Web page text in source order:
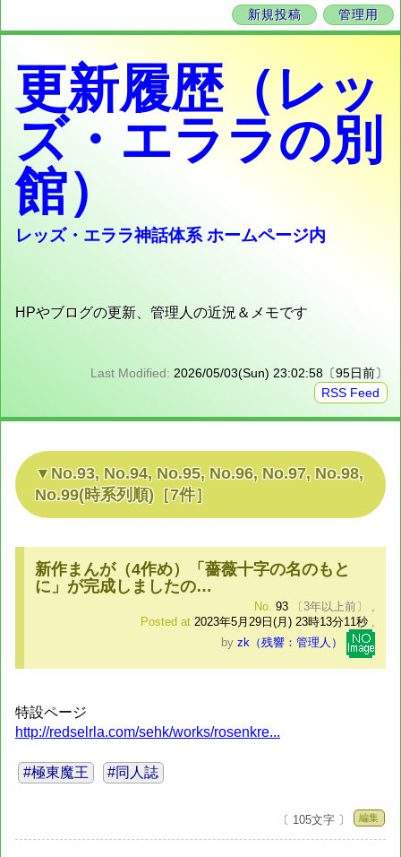
新規投稿 管理用
更新履歴（レッ
ズ・エララの別
館）
レッズ・エララ神話体系 ホームページ内
HPやブログの更新、管理人の近況＆メモです
Last Modified: 2026/05/03(Sun) 23:02:58〔95日前〕
RSS Feed
No.93, No.94, No.95, No.96, No.97, No.98,
No.99(時系列順)［7件］
新作まんが（4作め）「薔薇十字の名のもと
に」が完成しましたの…
No. 93 〔3年以上前〕
,
Posted at 2023年5月29日(月) 23時13分11秒 ,
by zk（残響：管理人）
特設ページ
http://redselrla.com/sehk/works/rosenkre...
#極東魔王 #同人誌
〔 105文字 〕 編集